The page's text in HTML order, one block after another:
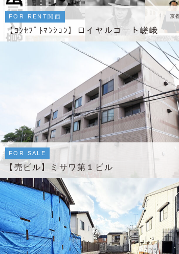
FOR RENT関西
【ｺﾝｾﾌﾟﾄﾏﾝｼｮﾝ】ロイヤルコート嵯峨
京
FOR SALE
【売ビル】ミサワ第１ビル